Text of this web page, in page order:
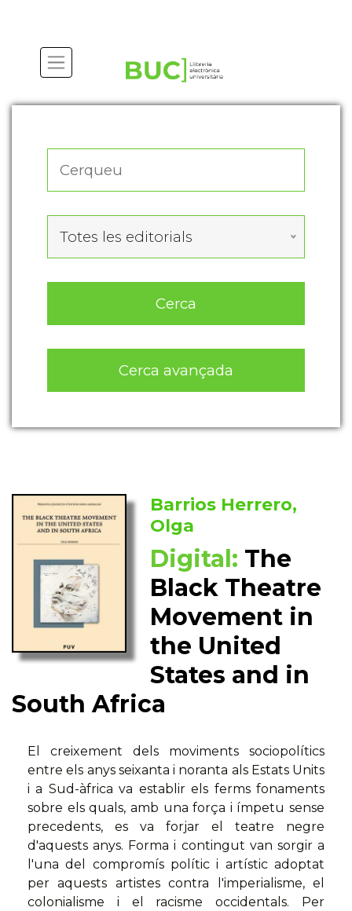
Totes les editorials
Cerca
Cerca avançada
Barrios Herrero,
Olga
Digital: The
Black Theatre
Movement in
the United
States and in
South Africa
El creixement dels moviments sociopolítics
entre els anys seixanta i noranta als Estats Units
i a Sud-àfrica va establir els ferms fonaments
sobre els quals, amb una força i ímpetu sense
precedents, es va forjar el teatre negre
d'aquests anys. Forma i contingut van sorgir a
l'una del compromís polític i artístic adoptat
per aquests artistes contra l'imperialisme, el
colonialisme i el racisme occidentals. Per